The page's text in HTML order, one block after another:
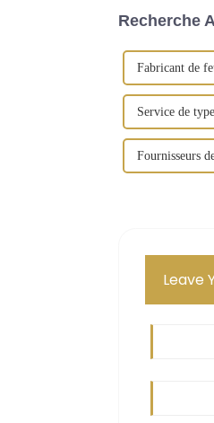
Recherche
Fabricant de
Service de
Fournisseurs
Leave